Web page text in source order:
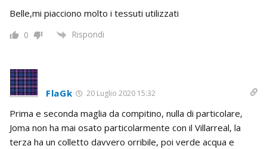
Belle,mi piacciono molto i tessuti utilizzati
0 Rispondi
FlaGk 20 Luglio 2020 15:32
Prima e seconda maglia da compitino, nulla di particolare,
Joma non ha mai osato particolarmente con il Villarreal, la
terza ha un colletto davvero orribile, poi verde acqua e